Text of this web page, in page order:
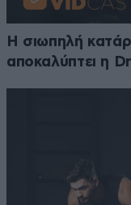
Η σιωπηλή
αποκαλύπτει η